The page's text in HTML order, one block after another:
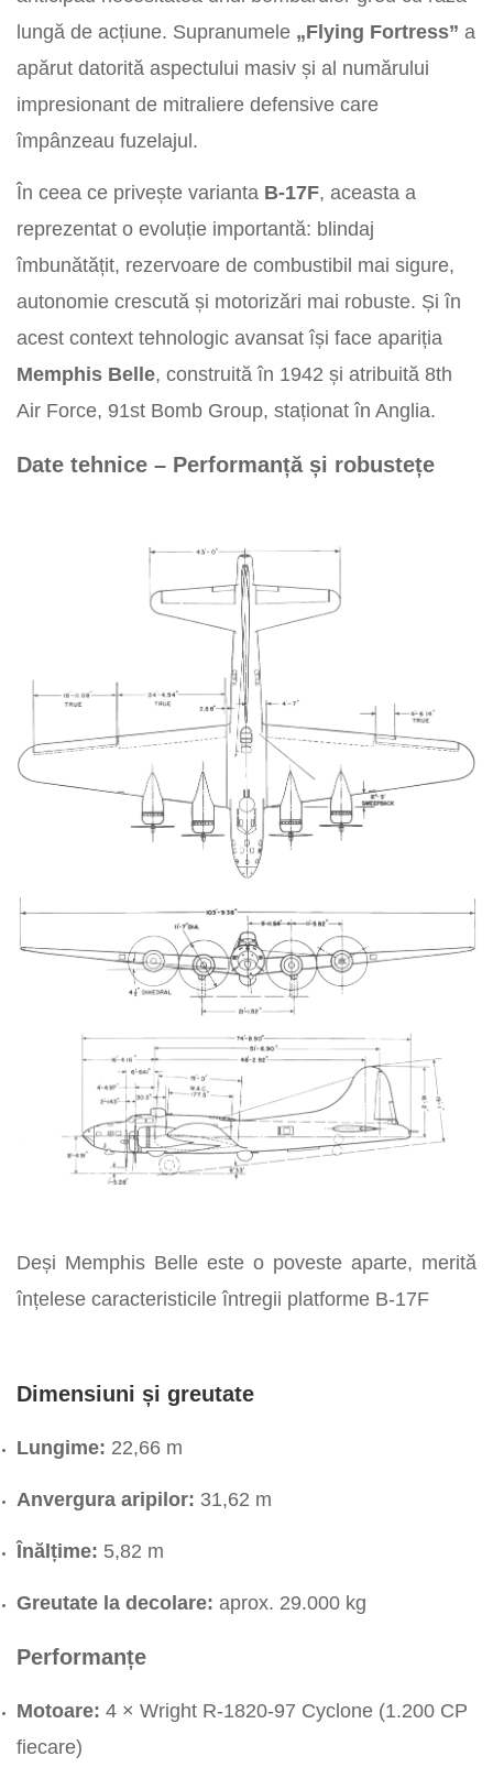
lungă de acțiune. Supranumele „Flying Fortress” a
apărut datorită aspectului masiv și al numărului
impresionant de mitraliere defensive care
împânzeau fuzelajul.
În ceea ce privește varianta B-17F, aceasta a
reprezentat o evoluție importantă: blindaj
îmbunătățit, rezervoare de combustibil mai sigure,
autonomie crescută și motorizări mai robuste. Și în
acest context tehnologic avansat își face apariția
Memphis Belle, construită în 1942 și atribuită 8th
Air Force, 91st Bomb Group, staționat în Anglia.
Date tehnice – Performanță și robustețe
Deși Memphis Belle este o poveste aparte, merită
înțelese caracteristicile întregii platforme B-17F
Dimensiuni și greutate
Lungime: 22,66 m
Anvergura aripilor: 31,62 m
Înălțime: 5,82 m
Greutate la decolare: aprox. 29.000 kg
Performanțe
Motoare: 4 × Wright R-1820-97 Cyclone (1.200 CP
fiecare)